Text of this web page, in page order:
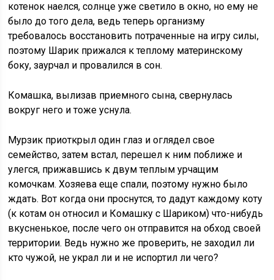
котенок наелся, солнце уже светило в окно, но ему не
было до того дела, ведь теперь организму
требовалось восстановить потраченные на игру силы,
поэтому Шарик прижался к теплому материнскому
боку, заурчал и провалился в сон.
Комашка, вылизав приемного сына, свернулась
вокруг него и тоже уснула.
Мурзик приоткрыл один глаз и оглядел свое
семейство, затем встал, перешел к ним поближе и
улегся, прижавшись к двум теплым урчащим
комочкам. Хозяева еще спали, поэтому нужно было
ждать. Вот когда они проснутся, то дадут каждому коту
(к котам он относил и Комашку с Шариком) что-нибудь
вкусненькое, после чего он отправится на обход своей
территории. Ведь нужно же проверить, не заходил ли
кто чужой, не украл ли и не испортил ли чего?